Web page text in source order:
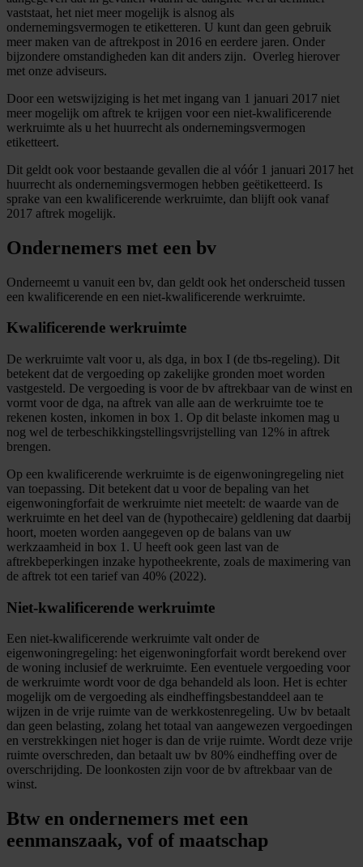
vaststaat, het niet meer mogelijk is alsnog als
ondernemingsvermogen te etiketteren. U kunt dan geen gebruik
meer maken van de aftrekpost in 2016 en eerdere jaren. Onder
bijzondere omstandigheden kan dit anders zijn. Overleg hierover
met onze adviseurs.
Door een wetswijziging is het met ingang van 1 januari 2017 niet
meer mogelijk om aftrek te krijgen voor een niet-kwalificerende
werkruimte als u het huurrecht als ondernemingsvermogen
etiketteert.
Dit geldt ook voor bestaande gevallen die al vóór 1 januari 2017 het
huurrecht als ondernemingsvermogen hebben geëtiketteerd. Is
sprake van een kwalificerende werkruimte, dan blijft ook vanaf
2017 aftrek mogelijk.
Ondernemers met een bv
Onderneemt u vanuit een bv, dan geldt ook het onderscheid tussen
een kwalificerende en een niet-kwalificerende werkruimte.
Kwalificerende werkruimte
De werkruimte valt voor u, als dga, in box I (de tbs-regeling). Dit
betekent dat de vergoeding op zakelijke gronden moet worden
vastgesteld. De vergoeding is voor de bv aftrekbaar van de winst en
vormt voor de dga, na aftrek van alle aan de werkruimte toe te
rekenen kosten, inkomen in box 1. Op dit belaste inkomen mag u
nog wel de terbeschikkingstellingsvrijstelling van 12% in aftrek
brengen.
Op een kwalificerende werkruimte is de eigenwoningregeling niet
van toepassing. Dit betekent dat u voor de bepaling van het
eigenwoningforfait de werkruimte niet meetelt: de waarde van de
werkruimte en het deel van de (hypothecaire) geldlening dat daarbij
hoort, moeten worden aangegeven op de balans van uw
werkzaamheid in box 1. U heeft ook geen last van de
aftrekbeperkingen inzake hypotheekrente, zoals de maximering van
de aftrek tot een tarief van 40% (2022).
Niet-kwalificerende werkruimte
Een niet-kwalificerende werkruimte valt onder de
eigenwoningregeling: het eigenwoningforfait wordt berekend over
de woning inclusief de werkruimte. Een eventuele vergoeding voor
de werkruimte wordt voor de dga behandeld als loon. Het is echter
mogelijk om de vergoeding als eindheffingsbestanddeel aan te
wijzen in de vrije ruimte van de werkkostenregeling. Uw bv betaalt
dan geen belasting, zolang het totaal van aangewezen vergoedingen
en verstrekkingen niet hoger is dan de vrije ruimte. Wordt deze vrije
ruimte overschreden, dan betaalt uw bv 80% eindheffing over de
overschrijding. De loonkosten zijn voor de bv aftrekbaar van de
winst.
Btw en ondernemers met een
eenmanszaak, vof of maatschap